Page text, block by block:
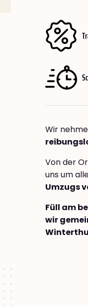
Wir
Von der
uns um
Umzugs
Füll am
wir